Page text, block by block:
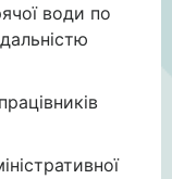
води по